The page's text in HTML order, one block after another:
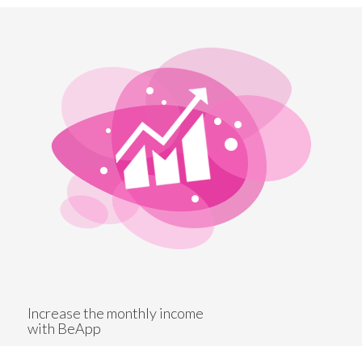
Increase the monthly income
with BeApp